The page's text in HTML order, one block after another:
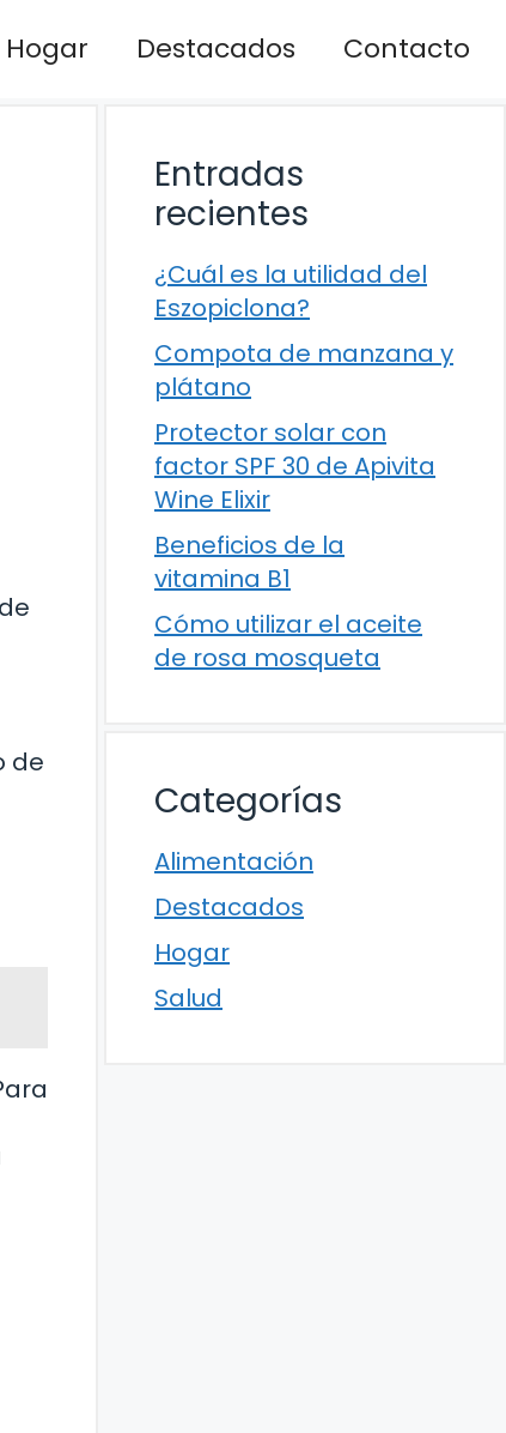
Hogar Destacados Contacto
de
Entradas
recientes
¿Cuál es la utilidad del
Eszopiclona?
Compota de manzana y
plátano
Protector solar con
factor SPF 30 de Apivita
Wine Elixir
Beneficios de la
vitamina B1
Cómo utilizar el aceite
de rosa mosqueta
Categorías
Alimentación
Destacados
Hogar
Salud